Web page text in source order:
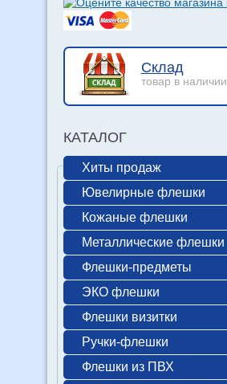
Склад
товар в наличии
КАТАЛОГ
Хиты продаж
Ювелирные флешки
Кожаные флешки
Металлические флешки
Флешки-предметы
ЭКО флешки
Флешки визитки
Ручки-флешки
Флешки из ПВХ